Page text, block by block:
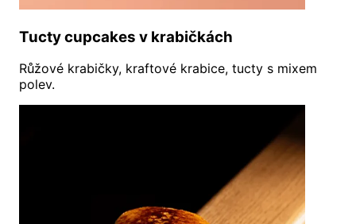
Tucty cupcakes v krabičkách
Růžové krabičky, kraftové krabice, tucty s mixem
polev.